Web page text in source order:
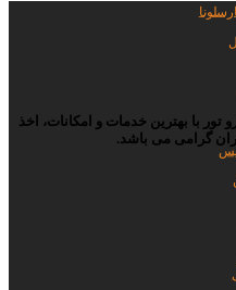
با بهترین خدمات و امکانات، اخذ
گرامی می باشد.